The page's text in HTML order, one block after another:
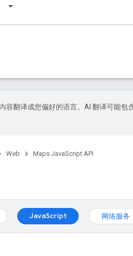
容翻译成您偏好的语言。AI 翻译可能包
Web Maps JavaScript API
JavaScript 网络服务